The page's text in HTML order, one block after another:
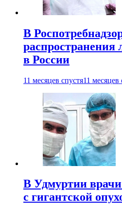
В
распространения
в России
11 месяцев спустя11 месяцев
В Удмуртии
с гигантской